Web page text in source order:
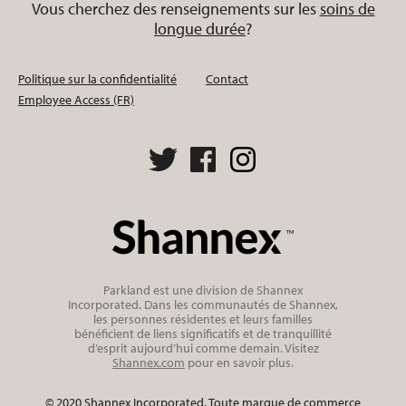
Vous cherchez des renseignements sur les soins de
longue durée?
Politique sur la confidentialité
Contact
Employee Access (FR)
Parkland est une division de Shannex
Incorporated. Dans les communautés de Shannex,
les personnes résidentes et leurs familles
bénéficient de liens significatifs et de tranquillité
d’esprit aujourd’hui comme demain. Visitez
Shannex.com pour en savoir plus.
© 2020 Shannex Incorporated. Toute marque de commerce